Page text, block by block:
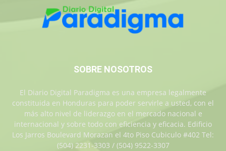
SOBRE NOSOTROS
El Diario Digital Paradigma es una empresa legalmente
constituida en Honduras para poder servirle a usted, con el
más alto nivel de liderazgo en el mercado nacional e
internacional y sobre todo con eficiencia y eficacia. Edificio
Los Jarros Boulevard Morazan el 4to Piso Cubiculo #402 Tel:
(504) 2231-3303 / (504) 9522-3307